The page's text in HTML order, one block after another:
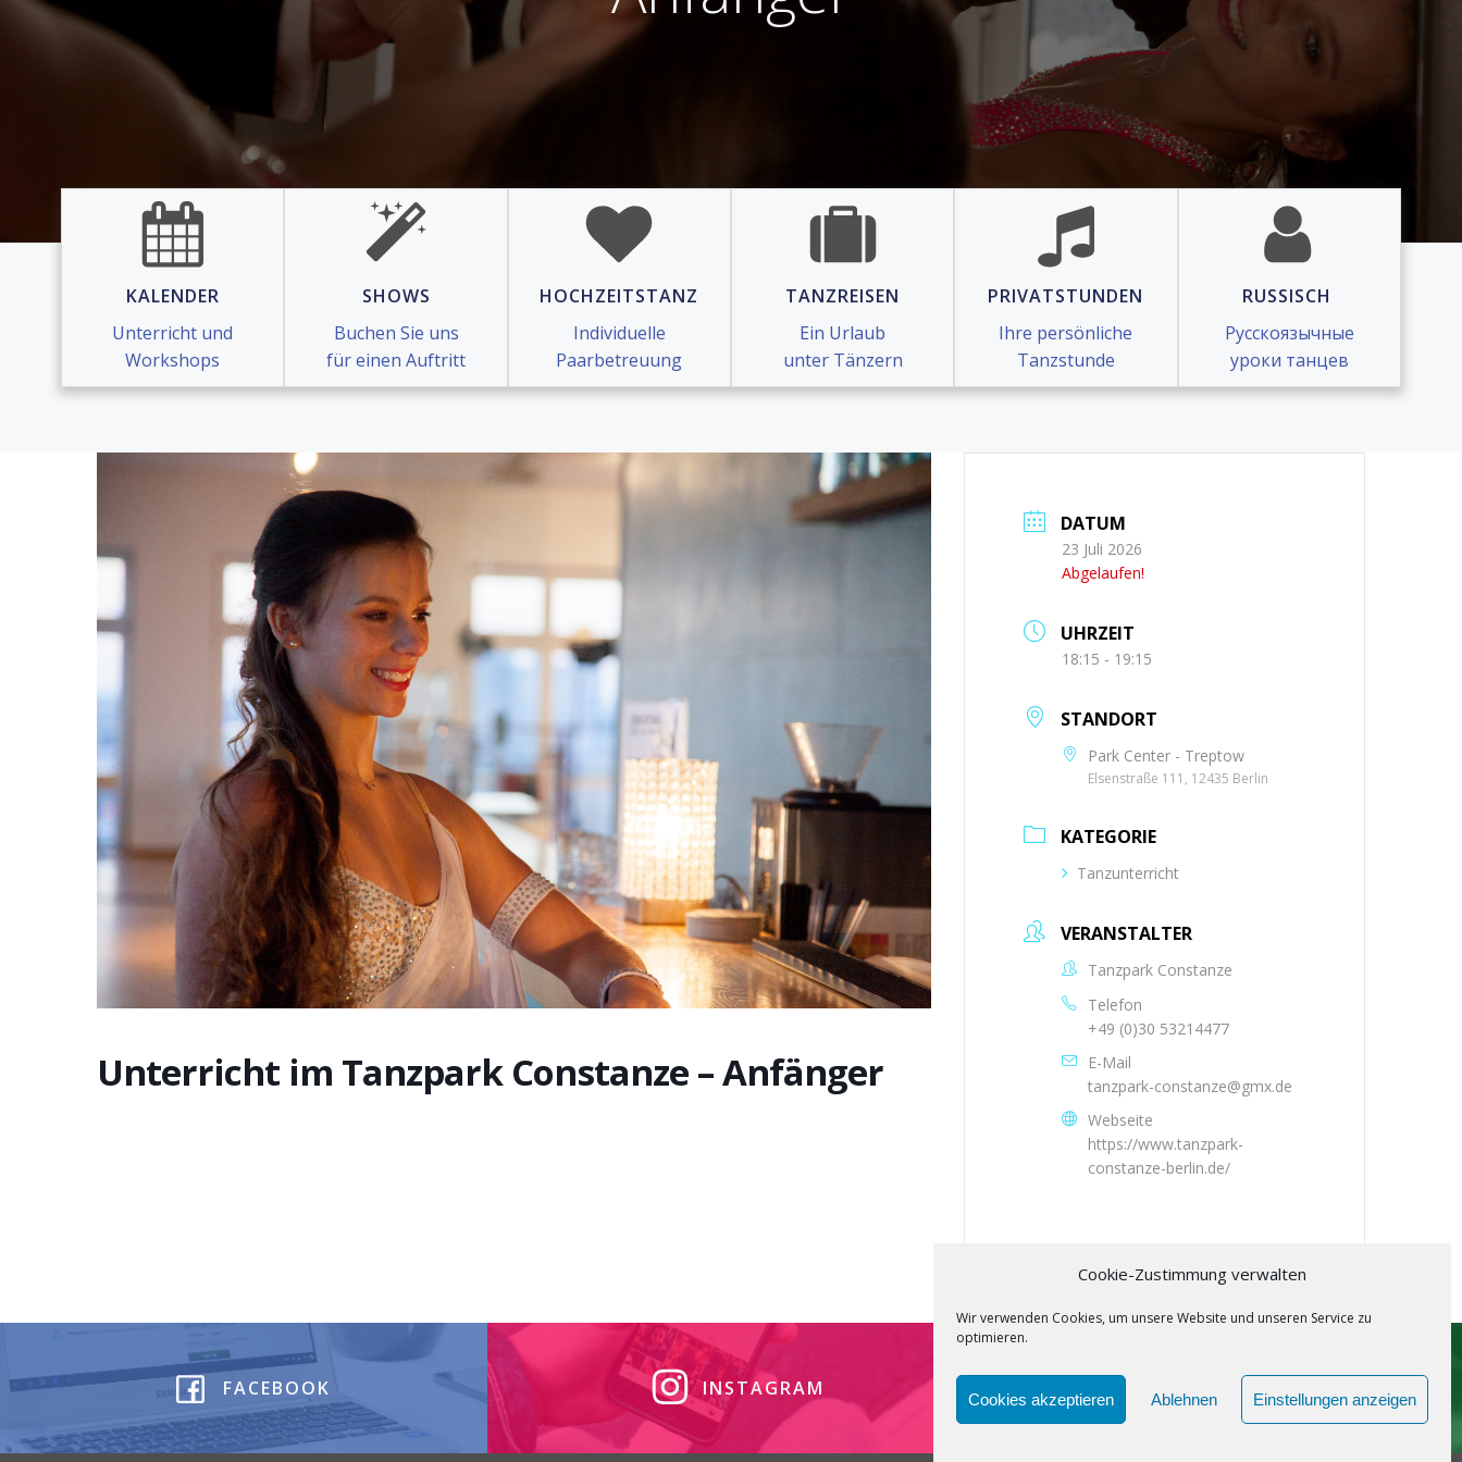
Cookie-Zustimmung verwalten
Wir verwenden Cookies, um unsere Website und unseren Service zu
optimieren.
Cookies akzeptieren Ablehnen Einstellungen anzeigen
KALENDER
Unterricht und
Workshops
SHOWS
Buchen Sie uns
für einen Auftritt
HOCHZEITSTANZ
Individuelle
Paarbetreuung
TANZREISEN
Ein Urlaub
unter Tänzern
PRIVATSTUNDEN
Ihre persönliche
Tanzstunde
RUSSISCH
Русскоязычные
уроки танцев
Unterricht im Tanzpark Constanze – Anfänger
DATUM
23 Juli 2026
Abgelaufen!
UHRZEIT
18:15 - 19:15
STANDORT
Park Center - Treptow
Elsenstraße 111, 12435 Berlin
KATEGORIE
Tanzunterricht
VERANSTALTER
Tanzpark Constanze
Telefon
+49 (0)30 53214477
E-Mail
tanzpark-constanze@gmx.de
Webseite
https://www.tanzpark-
constanze-berlin.de/
FACEBOOK INSTAGRAM SPOTIFY